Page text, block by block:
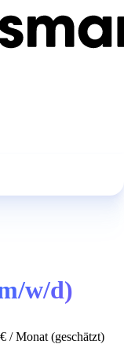
w/d)
/ Monat (geschätzt)